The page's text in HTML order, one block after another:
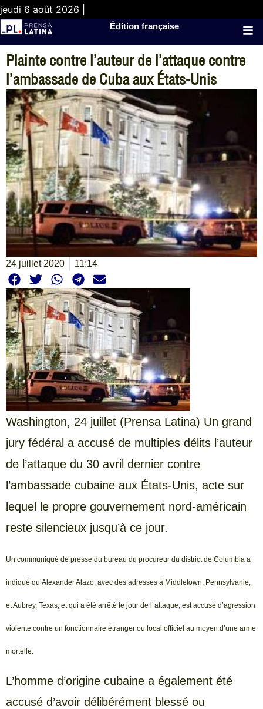
jeudi 6 août 2026 |
Édition française
Plainte contre l’auteur de l’attaque contre
l’ambassade de Cuba aux États-Unis
24 juillet 2020 11:14
Washington, 24 juillet (Prensa Latina) Un grand
jury fédéral a accusé de multiples délits l’auteur
de l’attaque du 30 avril dernier contre
l’ambassade cubaine aux États-Unis, acte sur
lequel le propre gouvernement nord-américain
reste silencieux jusqu’à ce jour.
Un communiqué de presse du bureau du procureur du district de Columbia a
indiqué qu’Alexander Alazo, avec des adresses à Middletown, Pennsylvanie,
et Aubrey, Texas, et qui a été arrêté le jour de l´attaque, est accusé d’agression
violente contre un fonctionnaire étranger ou local officiel au moyen d’une arme
mortelle.
L’homme d’origine cubaine a également été
accusé d’avoir délibérément blessé ou